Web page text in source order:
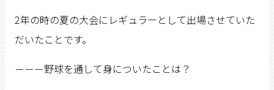
2年の時の夏の大会にレギュラーとして出場させていた
だいたことです。
－－－野球を通して身についたことは？